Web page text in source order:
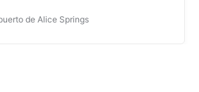
de Alice Springs